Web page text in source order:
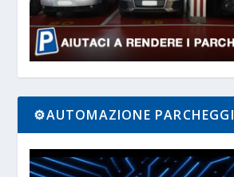
⚙️AUTOMAZIONE PARCHEGGI